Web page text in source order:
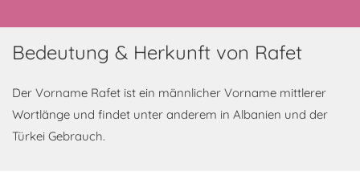
Bedeutung & Herkunft von Rafet
Der Vorname Rafet ist ein männlicher Vorname mittlerer
Wortlänge und findet unter anderem in Albanien und der
Türkei Gebrauch.